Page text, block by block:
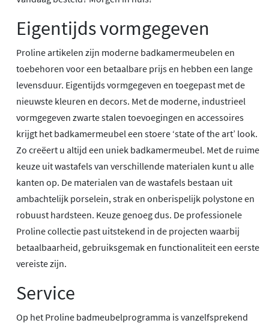
Eigentijds vormgegeven
Proline artikelen zijn moderne badkamermeubelen en
toebehoren voor een betaalbare prijs en hebben een lange
levensduur. Eigentijds vormgegeven en toegepast met de
nieuwste kleuren en decors. Met de moderne, industrieel
vormgegeven zwarte stalen toevoegingen en accessoires
krijgt het badkamermeubel een stoere ‘state of the art’ look.
Zo creëert u altijd een uniek badkamermeubel. Met de ruime
keuze uit wastafels van verschillende materialen kunt u alle
kanten op. De materialen van de wastafels bestaan uit
ambachtelijk porselein, strak en onberispelijk polystone en
robuust hardsteen. Keuze genoeg dus. De professionele
Proline collectie past uitstekend in de projecten waarbij
betaalbaarheid, gebruiksgemak en functionaliteit een eerste
vereiste zijn.
Service
Op het Proline badmeubelprogramma is vanzelfsprekend